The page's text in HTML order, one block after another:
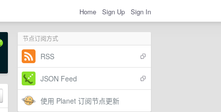
Home Sign Up Sign In
节点订阅方式
RSS
JSON Feed
使用 Planet 订阅节点更新